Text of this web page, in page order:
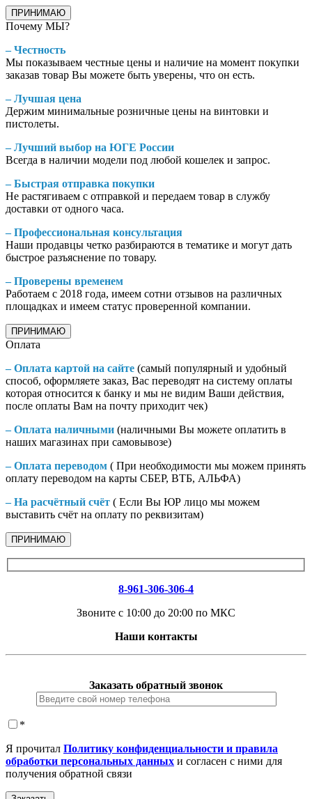
ПРИНИМАЮ
Почему МЫ?
– Честность
Мы показываем честные цены и наличие на момент покупки
заказав товар Вы можете быть уверены, что он есть.
– Лучшая цена
Держим минимальные розничные цены на винтовки и
пистолеты.
– Лучший выбор на ЮГЕ России
Всегда в наличии модели под любой кошелек и запрос.
– Быстрая отправка покупки
Не растягиваем с отправкой и передаем товар в службу
доставки от одного часа.
– Профессиональная консультация
Наши продавцы четко разбираются в тематике и могут дать
быстрое разъяснение по товару.
– Проверены временем
Работаем с 2018 года, имеем сотни отзывов на различных
площадках и имеем статус проверенной компании.
ПРИНИМАЮ
Оплата
– Оплата картой на сайте (самый популярный и удобный
способ, оформляете заказ, Вас переводят на систему оплаты
которая относится к банку и мы не видим Ваши действия,
после оплаты Вам на почту приходит чек)
– Оплата наличными (наличными Вы можете оплатить в
наших магазинах при самовывозе)
– Оплата переводом ( При необходимости мы можем принять
оплату переводом на карты СБЕР, ВТБ, АЛЬФА)
– На расчётный счёт ( Если Вы ЮР лицо мы можем
выставить счёт на оплату по реквизитам)
ПРИНИМАЮ
8-961-306-306-4
Звоните с 10:00 до 20:00 по МКС
Наши контакты
Заказать обратный звонок
*
Я прочитал Политику конфиденциальности и правила
обработки персональных данных и согласен с ними для
получения обратной связи